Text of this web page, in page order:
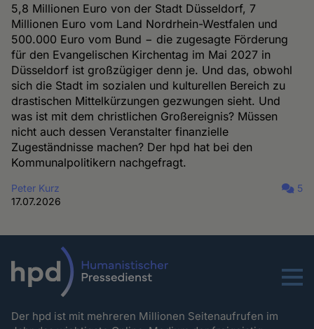
5,8 Millionen Euro von der Stadt Düsseldorf, 7
Millionen Euro vom Land Nordrhein-Westfalen und
500.000 Euro vom Bund − die zugesagte Förderung
für den Evangelischen Kirchentag im Mai 2027 in
Düsseldorf ist großzügiger denn je. Und das, obwohl
sich die Stadt im sozialen und kulturellen Bereich zu
drastischen Mittelkürzungen gezwungen sieht. Und
was ist mit dem christlichen Großereignis? Müssen
nicht auch dessen Veranstalter finanzielle
Zugeständnisse machen? Der hpd hat bei den
Kommunalpolitikern nachgefragt.
Peter Kurz
17.07.2026
5
Menu
Der hpd ist mit mehreren Millionen Seitenaufrufen im